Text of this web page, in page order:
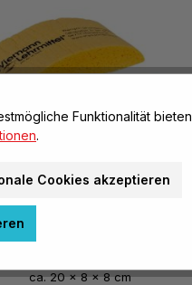
Quellschwamm
ca. 20 x 8 x 8 cm
Funktionalität bieten
.
Cookies akzeptieren